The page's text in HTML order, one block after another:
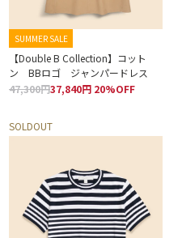
SUMMER SALE
【Double B Collection】コット
ン BBロゴ ジャンパードレス
47,300円37,840円 20%OFF
SOLDOUT